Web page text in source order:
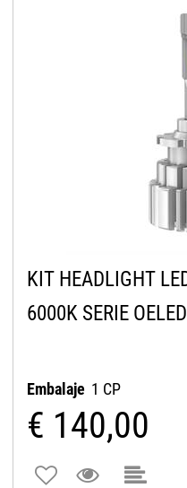
KIT HEADLIGHT
6000K SERIE OELED
Embalaje 1 CP
€ 140,00